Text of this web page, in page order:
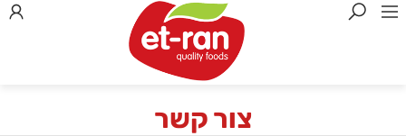
צור קשר